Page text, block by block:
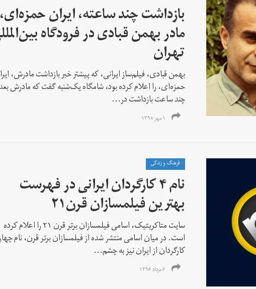
بازداشت چند ساعته، ایران حمزه‌ای،
مادر بهمن قبادی در فرودگاه
تهران
بهمن قبادی، فیلم‌ساز ایرانی، که پیشتر خبر بازداشت مادرش،
حمزه‌ای، را اعلام کرده بود، شامگاه یک‌شنبه گفت که مادرش
چند ساعت بازداشت در...
۱ مهر ۱۳۹۸
فرهنگ و زندگی
نام ۴ کارگردان‌ ایرانی در فهرست
بهترین فیلمسازان قرن۲۱
سایت متاکریتیک، اسامی فیلمسازان بر‌تر قرن ۲۱ را اعلام کرده
است. در میان اسامی منتشر شده از فیلمسازان برتر قرن، نام
کارگردان از ایران نیز به چشم...
۶ مرداد ۱۳۹۶